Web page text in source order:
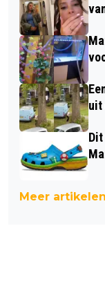
uit
Meer artikelen